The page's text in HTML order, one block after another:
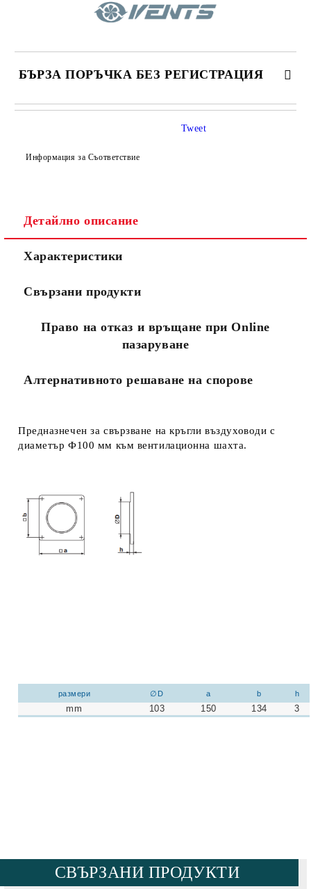
БЪРЗА ПОРЪЧКА БЕЗ РЕГИСТРАЦИЯ
САМО ПОПЪЛНЕТЕ 4 ПОЛЕТА
Съгласен съм сПолитиката за лични данни
Ние ще се свържем с вас в рамките на работния ден.
Информация за Съответствие
Tweet
Детайлно описание
Характеристики
Свързани продукти
Право на отказ и връщане при Online
пазаруване
Алтернативното решаване на спорове
Предназнечен за свързване на кръгли въздуховоди с
диаметър Ф100 мм към вентилационна шахта.
размери ∅D a b h
mm 103 150 134 3
СВЪРЗАНИ ПРОДУКТИ